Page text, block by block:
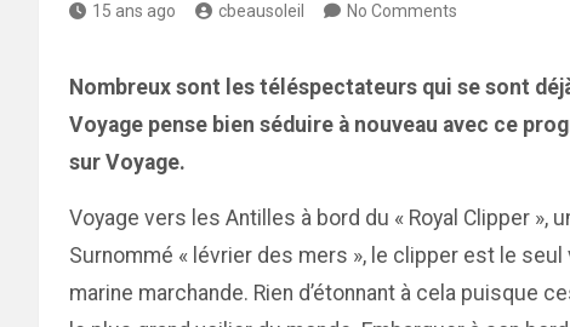
15 ans ago cbeausoleil No Comments
Nombreux sont les téléspectateurs qui se sont
Voyage pense bien séduire à nouveau avec ce
sur Voyage.
Voyage vers les Antilles à bord du « Royal Clipper
Surnommé « lévrier des mers », le clipper est le
marine marchande. Rien d’étonnant à cela puisque